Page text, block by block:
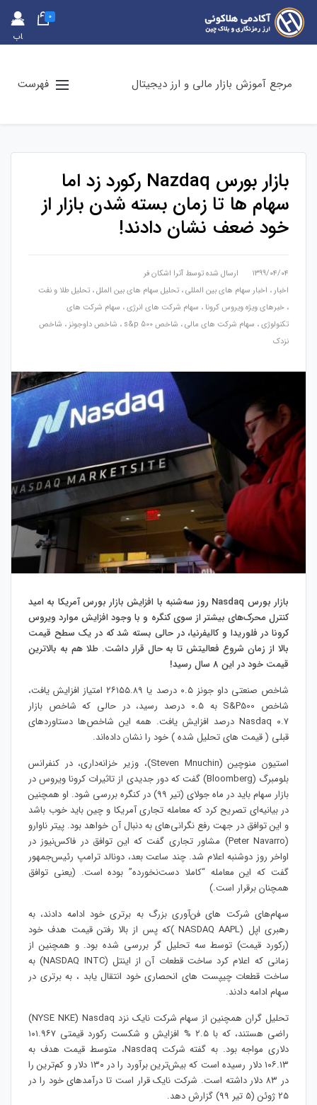
حس
اب
0
مرجع آموزش بازار مالی و ارز دیجیتال فهرست
بازار بورس Nazdaq رکورد زد اما
سهام ها تا زمان بسته شدن بازار از
خود ضعف نشان دادند!
۱۳۹۹/۰۴/۰۴ ارسال شده توسط آترا اشکان فر
اخبار ، اخبار سهام های بین المللی، تحلیل سهام های بین الملل، تحلیل طلا و نفت
، خبرهای ویژه ویروس کرونا ، سهام شرکت های انرژی، سهام شرکت های
تکنولوژی، سهام شرکت های مالی، شاخص s&p 500 ، شاخص داوجونز ، شاخص
نزدک
بازار بورس Nasdaq روز سه‌شنبه با افزایش بازار بورس آمریکا به امید
کنترل محرک‌های بیشتر از سوی کنگره و با وجود افزایش موارد ویروس
کرونا در فلوریدا و کالیفرنیا، در حالی بسته شد که در یک سطح قیمت
بالا از زمان شروع فعالیتش تا به حال قرار داشت. طلا هم به بالاترین
قیمت خود در این 8 سال رسید!
شاخص صنعتی داو جونز ۰.۵ درصد یا ۲۶۱۵۵.۸۹ امتیاز افزایش یافت،
شاخص S&P500 به ۰.۵ درصد رسید، در حالی که شاخص بازار
Nasdaq ۰.۷ درصد افزایش یافت. همه این شاخص‌ها دستاوردهای
قبلی ( قیمت های تحلیل شده ) خود را نشان داده‌اند. ​
استیون منوچین (Steven Mnuchin)، وزیر خزانه‌داری، در کنفرانس
بلومبرگ (Bloomberg) گفت که دور جدیدی از تاثیرات کرونا ویروس در
بازار سهام باید در ماه جولای (تیر 99) در کنگره بررسی شود. او همچنین
در بیانیه‌ای تصریح کرد که معامله تجاری آمریکا و چین باید خوب باشد
و این توافق در جهت رفع نگرانی‌های به دنبال آن خواهد بود. پیتر ناوارو
(Peter Navarro) مشاور تجاری گفت که این توافق در فاکس‌نیوز در
اواخر روز دوشنبه اعلام شد. چند ساعت بعد، دونالد ترامپ رئیس‌جمهور
گفت که این معامله “کاملا دست‌نخورده” بوده ‌است. (یعنی توافق
همچنان برقرار است.)
سهام‌های شرکت های فن‌آوری بزرگ به برتری خود ادامه دادند، به
رهبری اپل (‏NASDAQ AAPL )‏که پس از بالا رفتن قیمت هدف خود
(رکورد قیمت) توسط سه تحلیل گر بررسی شده بود. و همچنین از
زمانی که اعلام کرد ساخت قطعات آن از اینتل (‏NASDAQ INTC)‏ به
ساخت قطعات چیپست های انحصاری خود انتقال یابد ، به برتری در
سهام ادامه دادند. ​
تحلیل گران همچنین از سهام شرکت نایک نزد Nasdaq (‏NYSE NKE)
‏راضی هستند، که با ۲.۵ % افزایش و شکست رکورد قیمتی ۱۰۱.۹۶۷
دلاری مواجه بود. به گفته شرکت Nasdaq، متوسط قیمت هدف به
۱۰۶.۱۳ دلار رسیده ‌است که بیش‌ترین برآورد را در ۱۳۰ دلار و کم‌ترین را
در ۸۳ دلار داشته‌ است. شرکت نایک قرار است تا درآمدهای خود را در
۲۵ ژوئن (5 تیر 99) گزارش دهد.